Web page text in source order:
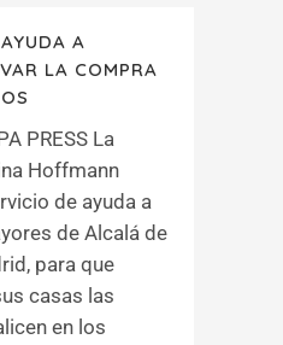
A
LA COMPRA
PRESS La
Hoffmann
de ayuda a
de Alcalá de
para que
casas las
en los